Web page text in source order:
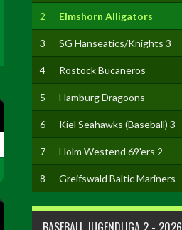
2 Elmshorn Alligators
3 SG Hanseatics/Knights 3
4 Rostock Bucaneros
5 Hamburg Dragoons
6 Kiel Seahawks (Baseball) 3
7 Holm Westend 69'ers 2
8 Greifswald Baltic Mariners